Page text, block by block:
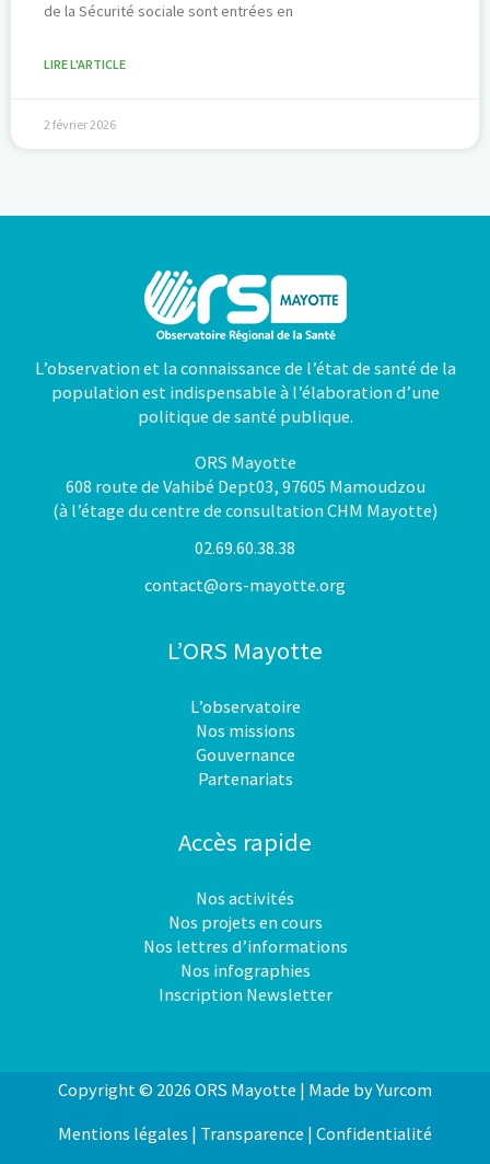
de la Sécurité sociale sont entrées en
LIRE L'ARTICLE
2 février 2026
L’observation et la connaissance de l’état de santé de la
population est indispensable à l’élaboration d’une
politique de santé publique.
ORS Mayotte
608 route de Vahibé Dept03, 97605 Mamoudzou
(à l’étage du centre de consultation CHM Mayotte)
02.69.60.38.38
contact@ors-mayotte.org
L’ORS Mayotte
L’observatoire
Nos missions
Gouvernance
Partenariats
Accès rapide
Nos activités
Nos projets en cours
Nos lettres d’informations
Nos infographies
Inscription Newsletter
Copyright © 2026 ORS Mayotte | Made byYurcom
Mentions légales | Transparence | Confidentialité